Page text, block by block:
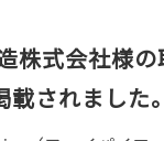
株式会社様の
されました。